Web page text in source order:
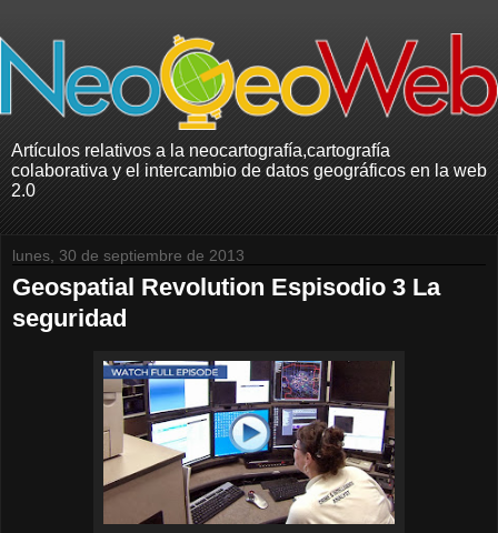
Artículos relativos a la neocartografía,cartografía
colaborativa y el intercambio de datos geográficos en la web
2.0
lunes, 30 de septiembre de 2013
Geospatial Revolution Espisodio 3 La
seguridad